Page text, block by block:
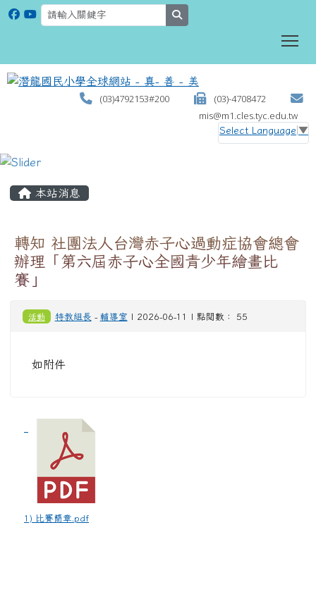
(03)4792153#200
(03)-4708472
mis@m1.cles.tyc.edu.tw
Select Language ▼
本站消息
轉知 社團法人台灣赤子心過動症協會總會
辦理「第六屆赤子心全國青少年繪畫比
賽」
活動 特教組長 - 輔導室 | 2026-06-11 | 點閱數： 55
如附件
1) 比賽簡章.pdf